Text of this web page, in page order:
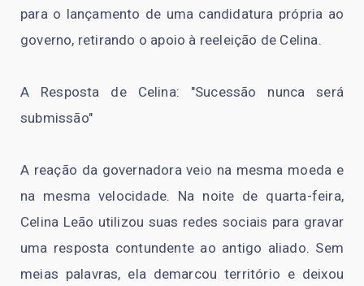
para o lançamento de uma candidatura própria ao
governo, retirando o apoio à reeleição de Celina.
A Resposta de Celina: "Sucessão nunca será
submissão"
A reação da governadora veio na mesma moeda e
na mesma velocidade. Na noite de quarta-feira,
Celina Leão utilizou suas redes sociais para gravar
uma resposta contundente ao antigo aliado. Sem
meias palavras, ela demarcou território e deixou